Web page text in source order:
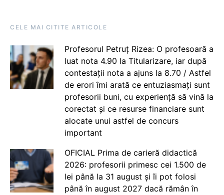
CELE MAI CITITE ARTICOLE
Profesorul Petruț Rizea: O profesoară a
luat nota 4.90 la Titularizare, iar după
contestații nota a ajuns la 8.70 / Astfel
de erori îmi arată ce entuziasmați sunt
profesorii buni, cu experiență să vină la
corectat și ce resurse financiare sunt
alocate unui astfel de concurs
important
OFICIAL Prima de carieră didactică
2026: profesorii primesc cei 1.500 de
lei până la 31 august și îi pot folosi
până în august 2027 dacă rămân în